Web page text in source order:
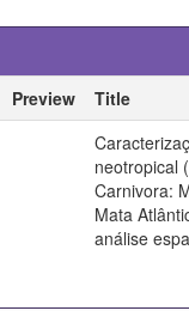
Preview Title
neotropical
Carnivora:
Mata
análise